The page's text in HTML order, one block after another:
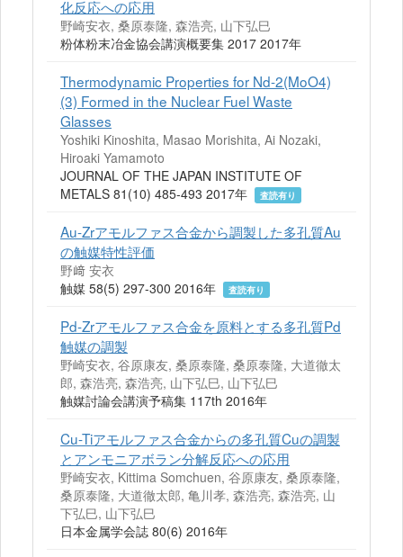
化反応への応用
野崎安衣, 桑原泰隆, 森浩亮, 山下弘巳
粉体粉末冶金協会講演概要集 2017 2017年
Thermodynamic Properties for Nd-2(MoO4)
(3) Formed in the Nuclear Fuel Waste
Glasses
Yoshiki Kinoshita, Masao Morishita, Ai Nozaki,
Hiroaki Yamamoto
JOURNAL OF THE JAPAN INSTITUTE OF
METALS 81(10) 485-493 2017年
査読有り
Au-Zrアモルファス合金から調製した多孔質Au
の触媒特性評価
野﨑 安衣
触媒 58(5) 297-300 2016年
査読有り
Pd-Zrアモルファス合金を原料とする多孔質Pd
触媒の調製
野崎安衣, 谷原康友, 桑原泰隆, 桑原泰隆, 大道徹太
郎, 森浩亮, 森浩亮, 山下弘巳, 山下弘巳
触媒討論会講演予稿集 117th 2016年
Cu-Tiアモルファス合金からの多孔質Cuの調製
とアンモニアボラン分解反応への応用
野崎安衣, Kittima Somchuen, 谷原康友, 桑原泰隆,
桑原泰隆, 大道徹太郎, 亀川孝, 森浩亮, 森浩亮, 山
下弘巳, 山下弘巳
日本金属学会誌 80(6) 2016年